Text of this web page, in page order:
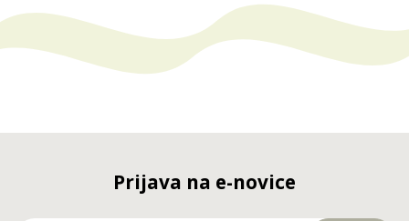
Prijava na e-novice